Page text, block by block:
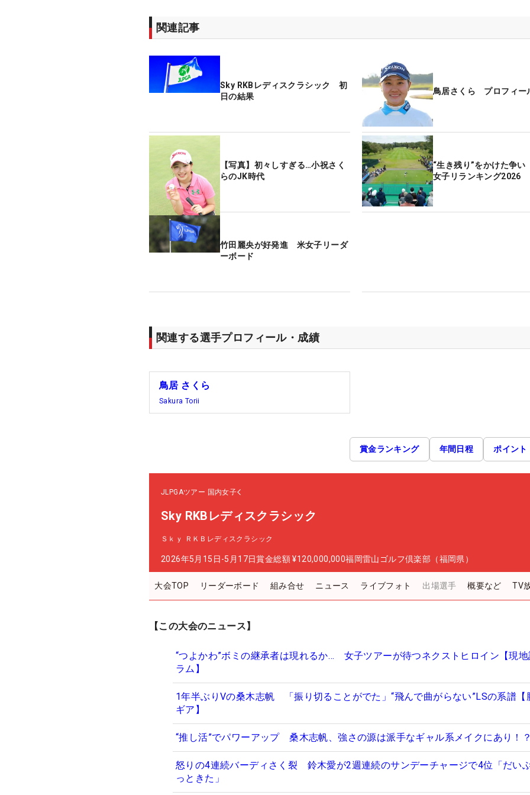
関連記事
Sky RKBレディスクラシック 初
日の結果
鳥居さくら プロフィー
【写真】初々しすぎる…小祝さく
らのJK時代
“生き残り”をかけた争
女子リランキング2026
竹田麗央が好発進 米女子リーダ
ーボード
関連する選手プロフィール・成績
鳥居 さくら
Sakura Torii
賞金ランキング 年間日程 ポイント
JLPGAツアー 国内女子
Sky RKBレディスクラシック
Ｓｋｙ ＲＫＢレディスクラシック
2026年5月15日-5月17日賞金総額 ¥120,000,000福岡雷山ゴルフ倶楽部（福岡県）
大会TOP リーダーボード 組み合せ ニュース ライブフォト 出場選手 概要など TV
【この大会のニュース】
“つよかわ”ボミの継承者は現れるか… 女子ツアーが待つネクストヒロイン【現
ラム】
1年半ぶりVの桑木志帆 「振り切ることがでた」“飛んで曲がらない”LSの系譜【
ギア】
“推し活”でパワーアップ 桑木志帆、強さの源は派手なギャル系メイクにあり！
怒りの4連続バーディさく裂 鈴木愛が2週連続のサンデーチャージで4位「だい
っときた」